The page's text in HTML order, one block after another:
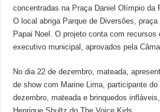
concentradas na Praça Daniel Olímpio da
O local abriga Parque de Diversões,
Papai Noel. O projeto conta com recursos
executivo municipal, aprovados pela
No dia 22 de dezembro, mateada,
de show com Marine Lima, participante
dezembro, mateada e brinquedos